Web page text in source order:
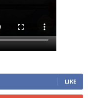
LIKE